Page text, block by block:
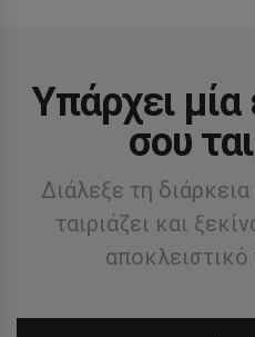
Υπάρχει
σου
Διάλεξε τη
ταιριάζει και